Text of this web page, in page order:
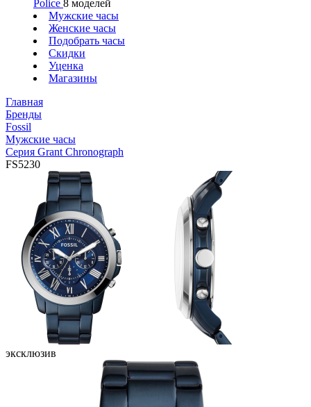
Police 8 моделей
Мужские часы
Женские часы
Подобрать часы
Скидки
Уценка
Магазины
Главная
Бренды
Fossil
Мужские часы
Серия Grant Chronograph
FS5230
эксклюзив